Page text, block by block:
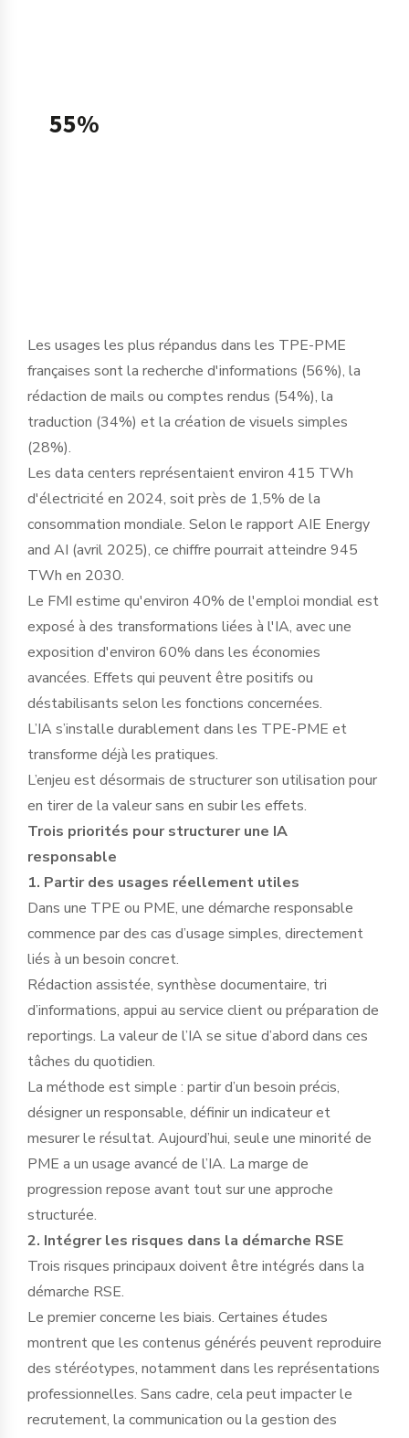
55%
Les usages les plus répandus dans les TPE-PME
françaises sont la recherche d'informations (56%), la
rédaction de mails ou comptes rendus (54%), la
traduction (34%) et la création de visuels simples
(28%).
Les data centers représentaient environ 415 TWh
d'électricité en 2024, soit près de 1,5% de la
consommation mondiale. Selon le rapport AIE Energy
and AI (avril 2025), ce chiffre pourrait atteindre 945
TWh en 2030.
Le FMI estime qu'environ 40% de l'emploi mondial est
exposé à des transformations liées à l'IA, avec une
exposition d'environ 60% dans les économies
avancées. Effets qui peuvent être positifs ou
déstabilisants selon les fonctions concernées.
L’IA s’installe durablement dans les TPE-PME et
transforme déjà les pratiques.
L’enjeu est désormais de structurer son utilisation pour
en tirer de la valeur sans en subir les effets.
Trois priorités pour structurer une IA
responsable
1. Partir des usages réellement utiles
Dans une TPE ou PME, une démarche responsable
commence par des cas d’usage simples, directement
liés à un besoin concret.
Rédaction assistée, synthèse documentaire, tri
d’informations, appui au service client ou préparation de
reportings. La valeur de l’IA se situe d’abord dans ces
tâches du quotidien.
La méthode est simple : partir d’un besoin précis,
désigner un responsable, définir un indicateur et
mesurer le résultat. Aujourd’hui, seule une minorité de
PME a un usage avancé de l’IA. La marge de
progression repose avant tout sur une approche
structurée.
2. Intégrer les risques dans la démarche RSE
Trois risques principaux doivent être intégrés dans la
démarche RSE.
Le premier concerne les biais. Certaines études
montrent que les contenus générés peuvent reproduire
des stéréotypes, notamment dans les représentations
professionnelles. Sans cadre, cela peut impacter le
recrutement, la communication ou la gestion des